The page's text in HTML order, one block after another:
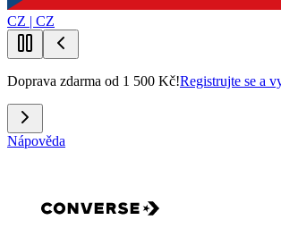
CZ | CZ
Doprava zdarma od 1 500 Kč!Registrujte se a
Nápověda